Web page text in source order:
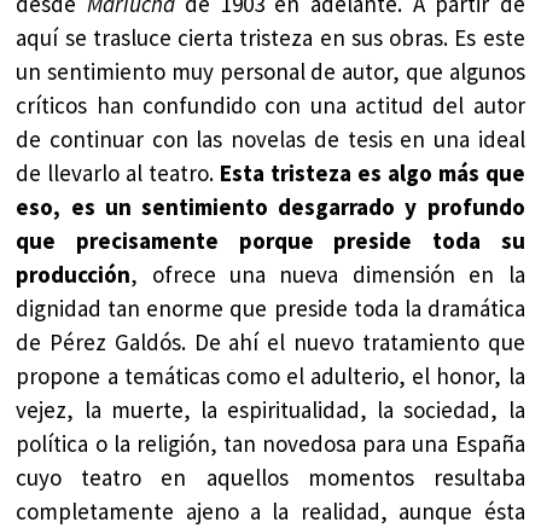
aquí se trasluce cierta tristeza en sus obras. Es este
un sentimiento muy personal de autor, que algunos
críticos han confundido con una actitud del autor
de continuar con las novelas de tesis en una ideal
de llevarlo al teatro. Esta tristeza es algo más que
eso, es un sentimiento desgarrado y profundo
que precisamente porque preside toda su
producción, ofrece una nueva dimensión en la
dignidad tan enorme que preside toda la dramática
de Pérez Galdós. De ahí el nuevo tratamiento que
propone a temáticas como el adulterio, el honor, la
vejez, la muerte, la espiritualidad, la sociedad, la
política o la religión, tan novedosa para una España
cuyo teatro en aquellos momentos resultaba
completamente ajeno a la realidad, aunque ésta